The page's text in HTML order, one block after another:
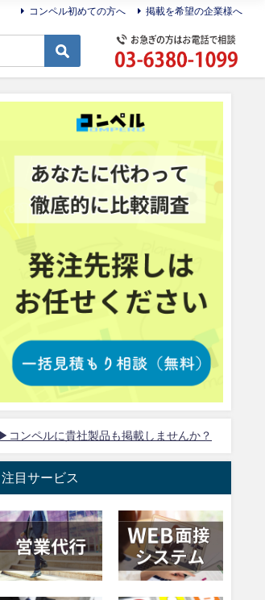
コンペル初めての方へ 掲載を希望の企業様へ
▶コンペルに貴社製品も掲載しませんか？
注目サービス